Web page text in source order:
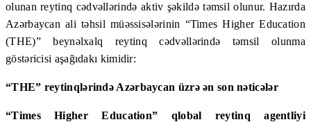
olunan reytinq cədvəllərində aktiv şəkildə təmsil olunur. Hazırda
Azərbaycan ali təhsil müəssisələrinin “Times Higher Education
(THE)” beynəlxalq reytinq cədvəllərində təmsil olunma
göstəricisi aşağıdakı kimidir:
“THE” reytinqlərində Azərbaycan üzrə ən son nəticələr
“Times Higher Education” qlobal reytinq agentliyi